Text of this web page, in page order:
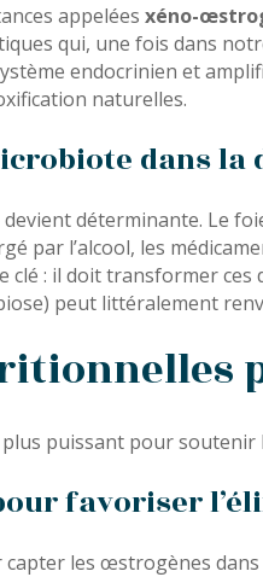
appeléesxéno-
qui, une fois dans
endocrinien et
naturelles.
dans
devient déterminante. Le
par l’alcool, les
: il doit transformer ces
peut littéralement
puissant pour
favoriser
les œstrogènes